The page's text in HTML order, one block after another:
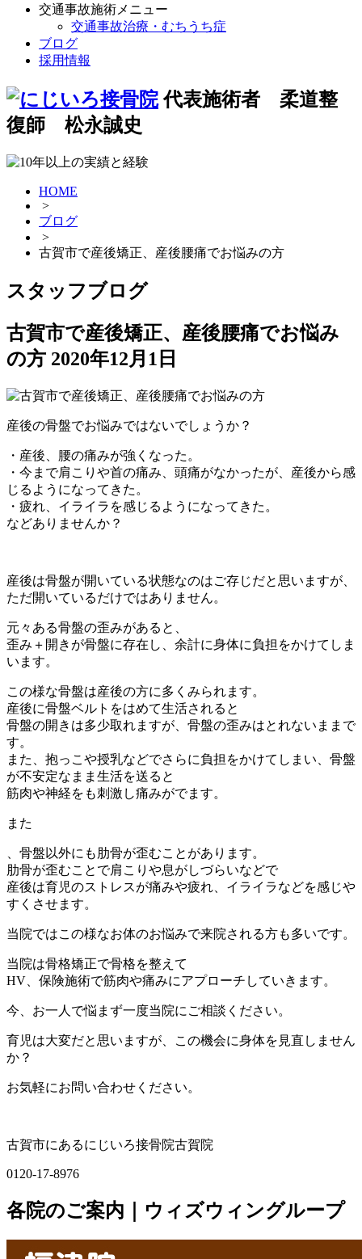
交通事故施術メニュー
交通事故治療・むちうち症
ブログ
採用情報
代表施術者 柔道整
復師 松永誠史
HOME
>
ブログ
>
古賀市で産後矯正、産後腰痛でお悩みの方
スタッフブログ
古賀市で産後矯正、産後腰痛でお悩み
の方 2020年12月1日
産後の骨盤でお悩みではないでしょうか？
・産後、腰の痛みが強くなった。
・今まで肩こりや首の痛み、頭痛がなかったが、産後から感
じるようになってきた。
・疲れ、イライラを感じるようになってきた。
などありませんか？
産後は骨盤が開いている状態なのはご存じだと思いますが、
ただ開いているだけではありません。
元々ある骨盤の歪みがあると、
歪み＋開きが骨盤に存在し、余計に身体に負担をかけてしま
います。
この様な骨盤は産後の方に多くみられます。
産後に骨盤ベルトをはめて生活されると
骨盤の開きは多少取れますが、骨盤の歪みはとれないままで
す。
また、抱っこや授乳などでさらに負担をかけてしまい、骨盤
が不安定なまま生活を送ると
筋肉や神経をも刺激し痛みがでます。
また
、骨盤以外にも肋骨が歪むことがあります。
肋骨が歪むことで肩こりや息がしづらいなどで
産後は育児のストレスが痛みや疲れ、イライラなどを感じや
すくさせます。
当院ではこの様なお体のお悩みで来院される方も多いです。
当院は骨格矯正で骨格を整えて
HV、保険施術で筋肉や痛みにアプローチしていきます。
今、お一人で悩まず一度当院にご相談ください。
育児は大変だと思いますが、この機会に身体を見直しません
か？
お気軽にお問い合わせください。
古賀市にあるにじいろ接骨院古賀院
0120-17-8976
各院のご案内｜ウィズウィングループ